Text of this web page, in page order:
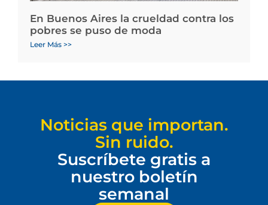
En Buenos Aires la crueldad contra los
pobres se puso de moda
Leer Más >>
Noticias que importan.
Sin ruido.
Suscríbete gratis a
nuestro boletín
semanal